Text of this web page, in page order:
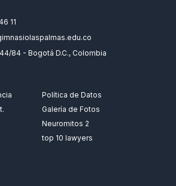
11
84 - Bogotá D.C., Colombia
Política de Datos
Galería de Fotos
Neuromitos 2
top 10 lawyers